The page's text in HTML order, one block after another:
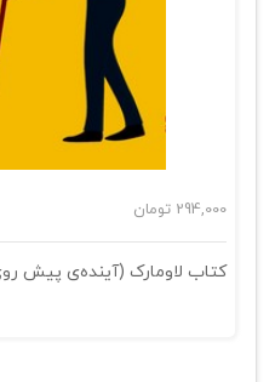
294,000 تومان
کتاب لاومارک (آینده‌ی پیش